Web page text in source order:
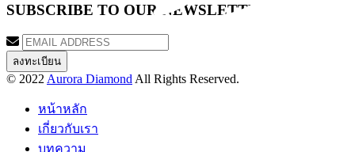
SUBSCRIBE TO OUR NEWSLETTER
© 2022 Aurora Diamond All Rights Reserved.
หน้าหลัก
เกี่ยวกับเรา
บทความ